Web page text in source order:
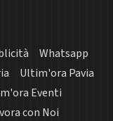
Whatsapp
Ultim'ora Pavia
Eventi
con Noi